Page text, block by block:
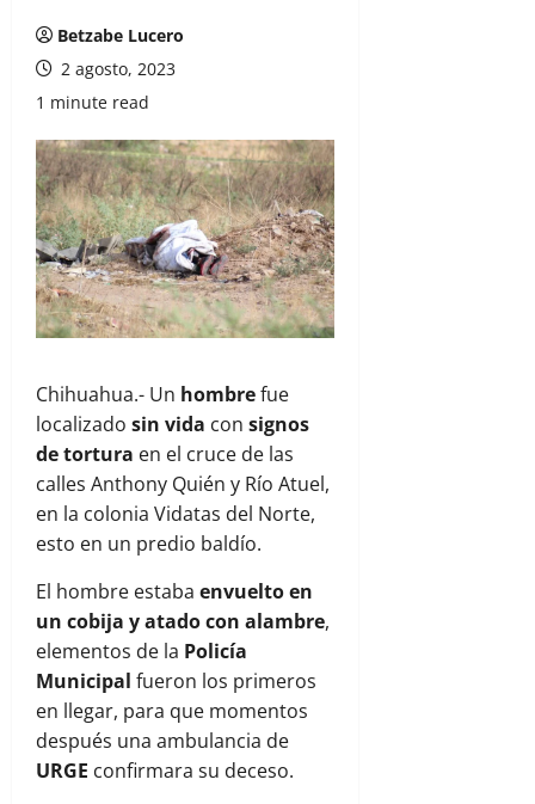
Betzabe Lucero
2 agosto, 2023
1 minute read
Chihuahua.- Un hombrefue
localizado sin vida con signos
de tortura en el cruce de las
calles Anthony Quién y Río Atuel,
en la colonia Vidatas del Norte,
esto en un predio baldío.
El hombre estaba envuelto en
un cobija y atado con alambre,
elementos de la Policía
Municipal fueron los primeros
en llegar, para que momentos
después una ambulancia de
URGE confirmara su deceso.